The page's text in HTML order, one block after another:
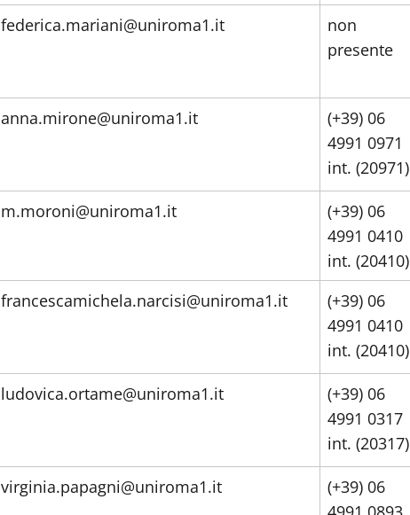
federica.mariani@uniroma1.it
non
presente
anna.mirone@uniroma1.it
(+39) 06
4991 0971
int. (20971)
m.moroni@uniroma1.it
(+39) 06
4991 0410
int. (20410)
francescamichela.narcisi@uniroma1.it
(+39) 06
4991 0410
int. (20410)
ludovica.ortame@uniroma1.it
(+39) 06
4991 0317
int. (20317)
virginia.papagni@uniroma1.it
(+39) 06